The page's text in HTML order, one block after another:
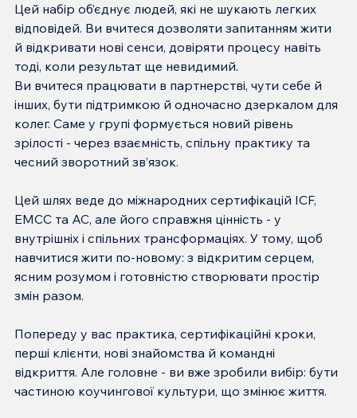
Цей набір об’єднує людей, які не шукають легких
відповідей. Ви вчитеся дозволяти запитанням жити
й відкривати нові сенси, довіряти процесу навіть
тоді, коли результат ще невидимий.
Ви вчитеся працювати в партнерстві, чути себе й
інших, бути підтримкою й одночасно дзеркалом для
колег. Саме у групі формується новий рівень
зрілості - через взаємність, спільну практику та
чесний зворотний зв’язок.
Цей шлях веде до міжнародних сертифікацій ICF,
EMCC та AC, але його справжня цінність - у
внутрішніх і спільних трансформаціях. У тому, щоб
навчитися жити по-новому: з відкритим серцем,
ясним розумом і готовністю створювати простір
змін разом.
Попереду у вас практика, сертифікаційні кроки,
перші клієнти, нові знайомства й командні
відкриття. Але головне - ви вже зробили вибір: бути
частиною коучингової культури, що змінює життя.